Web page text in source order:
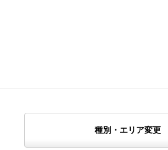
種別・エリア変更